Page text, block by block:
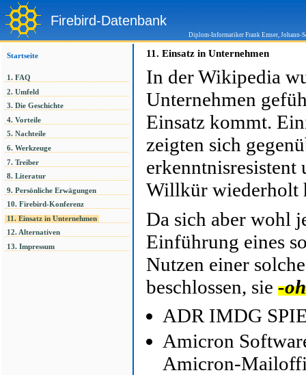
Firebird-Datenbank
Diplom-Informatiker Frank Emser, Johann-
Startseite
1. FAQ
2. Umfeld
3. Die Geschichte
4. Vorteile
5. Nachteile
6. Werkzeuge
7. Treiber
8. Literatur
9. Persönliche Erwägungen
10. Firebird-Konferenz
11. Einsatz in Unternehmen
12. Alternativen
13. Impressum
11. Einsatz in Unternehmen
In der Wikipedia
Unternehmen
Einsatz kommt.
zeigten sich
Willkür wiederholt
Da sich aber wohl
Einführung eines
Nutzen einer
beschlossen, sie -
ADR IMDG
Amicron
Amicron-